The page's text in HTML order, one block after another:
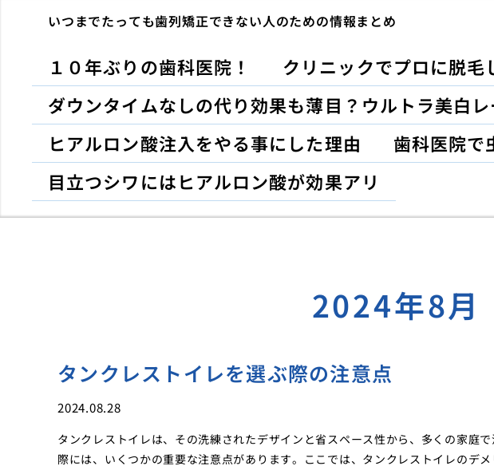
いつまでたっても歯列矯正できない人のための情報まとめ
１０年ぶりの歯科医院！
クリニックでプロに脱毛
ダウンタイムなしの代り効果も薄目？ウルトラ美白
ヒアルロン酸注入をやる事にした理由
歯科医院で
目立つシワにはヒアルロン酸が効果アリ
2024年8月
タンクレストイレを選ぶ際の注意点
2024.08.28
タンクレストイレは、その洗練されたデザインと省スペース性から、多くの家庭
際には、いくつかの重要な注意点があります。ここでは、タンクレストイレのデ